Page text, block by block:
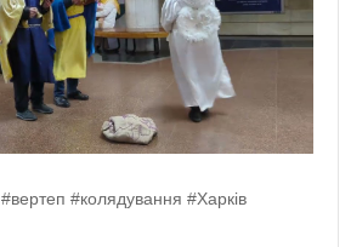
#колядування #Харків